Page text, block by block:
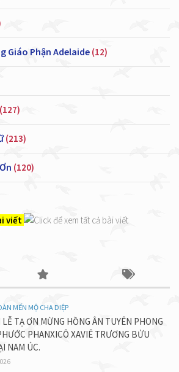
Giáo Phận Adelaide (12)
(127)
(213)
(120)
viết
MẾN MỘ CHA DIỆP
TẠ ƠN MỪNG HỒNG ÂN TUYÊN PHONG
PHANXICÔ XAVIÊ TRƯƠNG BỬU
NAM ÚC.